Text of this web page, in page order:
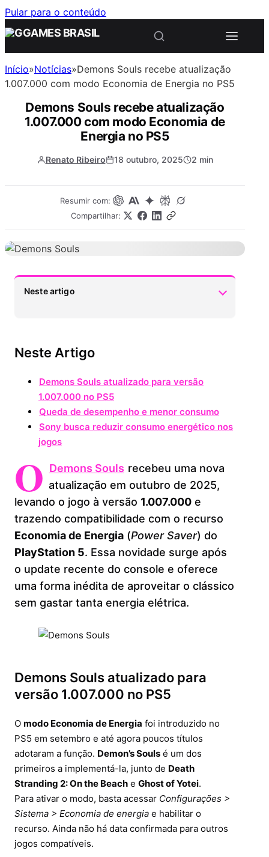
Pular para o conteúdo
Início»Notícias»Demons Souls recebe atualização
1.007.000 com modo Economia de Energia no PS5
Demons Souls recebe atualização
1.007.000 com modo Economia de
Energia no PS5
Renato Ribeiro 18 outubro, 2025 2 min
Resumir com:
Compartilhar:
Neste artigo
2.
Demons Souls atualizado para versão
Queda de desempenho e menor consumo
4.
Sony busca reduzir consumo energético
nos jogos
Neste Artigo
Demons Souls atualizado para versão
1.007.000 no PS5
Queda de desempenho e menor consumo
Sony busca reduzir consumo energético nos
jogos
O Demons Souls recebeu uma nova
atualização em outubro de 2025,
levando o jogo à versão 1.007.000 e
trazendo compatibilidade com o recurso
Economia de Energia (Power Saver) do
PlayStation 5. Essa novidade surge após
o update recente do console e oferece
uma forma inédita de aproveitar o clássico
sem gastar tanta energia elétrica.
Demons Souls atualizado para
versão 1.007.000 no PS5
O modo Economia de Energia foi introduzido no
PS5 em setembro e até agora poucos títulos
adotaram a função. Demon’s Souls é um dos
primeiros a implementá-la, junto de Death
Stranding 2: On the Beach e Ghost of Yotei.
Para ativar o modo, basta acessar Configurações >
Sistema > Economia de energia e habilitar o
recurso. Ainda não há data confirmada para outros
jogos compatíveis.